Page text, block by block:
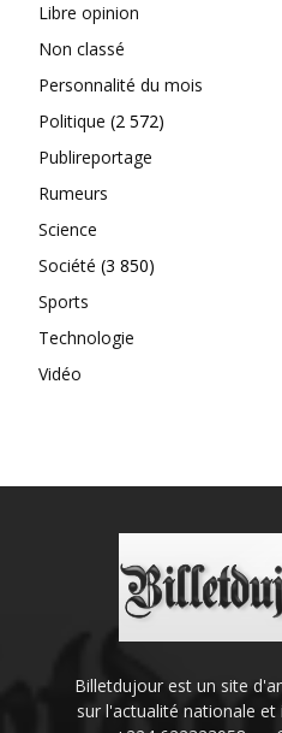
Libre opinion
Non classé
Personnalité du mois
Politique (2 572)
Publireportage
Rumeurs
Science
Société (3 850)
Sports
Technologie
Vidéo
Billetdujour est un site
sur l'actualité nationale